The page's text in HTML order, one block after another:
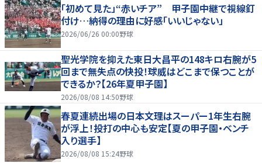
「初めて見た」“赤いチア” 甲子園中継で視線釘
付け…納得の理由に好感「いいじゃない」
2026/06/26 00:00野球
聖光学院を抑えた東日大昌平の148キロ右腕が5
回まで無失点の快投！球威はどこまで保つことが
できるか？【26年夏甲子園】
2026/08/08 14:50野球
春夏連続出場の日本文理はスーパー1年生右腕
が浮上！投打の中心も安定【夏の甲子園・ベンチ
入り選手】
2026/08/08 15:24野球